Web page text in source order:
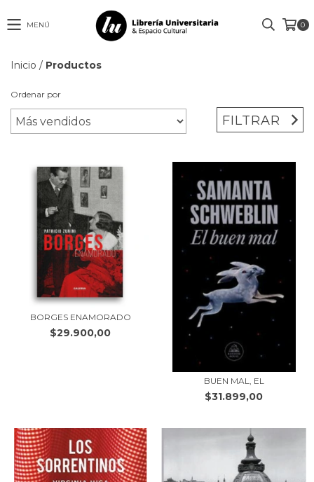
MENÚ 0
Inicio / Productos
Ordenar por
FILTRAR
BORGES ENAMORADO
$29.900,00
BUEN MAL, EL
$31.899,00